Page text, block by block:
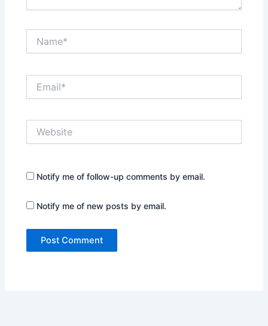
Notify me of follow-up comments by email.
Notify me of new posts by email.